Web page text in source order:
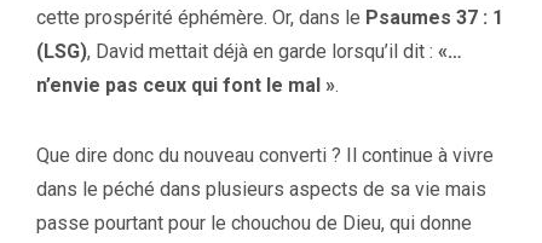
cette prospérité éphémère. Or, dans le Psaumes 37 : 1
(LSG), David mettait déjà en garde lorsqu’il dit : «…
n’envie pas ceux qui font le mal ».
Que dire donc du nouveau converti ? Il continue à vivre
dans le péché dans plusieurs aspects de sa vie mais
passe pourtant pour le chouchou de Dieu, qui donne